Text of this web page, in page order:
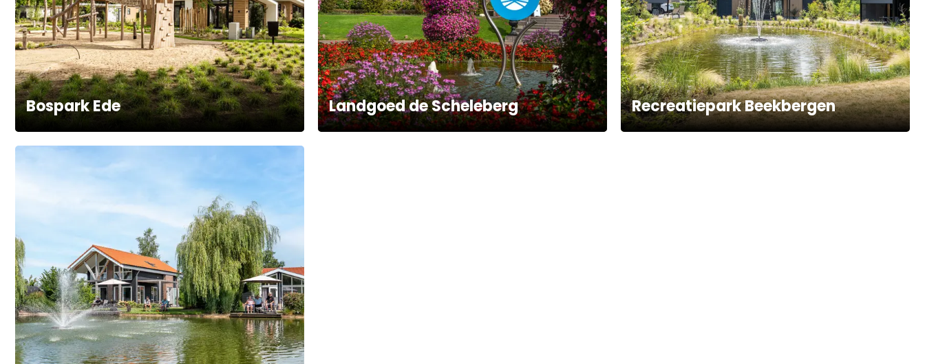
Bospark Ede Landgoed de Scheleberg Recreatiepark Beekbergen